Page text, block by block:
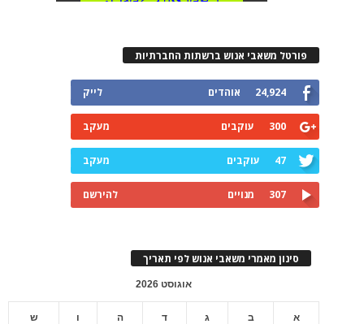
פורטל משאבי אנוש ברשתות החברתיות
24,924 אוהדים לייק
300 עוקבים מעקב
47 עוקבים מעקב
307 מנויים להירשם
סינון מאמרי משאבי אנוש לפי תאריך
אוגוסט 2026
א ב ג ד ה ו ש